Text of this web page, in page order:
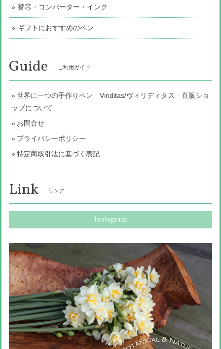
替芯・コンバーター・インク
ギフトにおすすめのペン
Guide ご利用ガイド
世界に一つの手作りペン Viriditas/ヴィリディタス 直販ショ
ップについて
お問合せ
プライバシーポリシー
特定商取引法に基づく表記
Link リンク
Instagram